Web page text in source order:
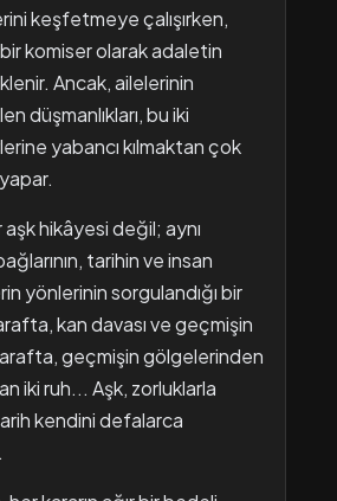
keşfetmeye çalışırken,
komiser olarak adaletin
Ancak, ailelerinin
düşmanlıkları, bu iki
yabancı kılmaktan çok
hikâyesi değil; aynı
tarihin ve insan
yönlerinin sorgulandığı bir
kan davası ve geçmişin
geçmişin gölgelerinden
iki ruh... Aşk, zorluklarla
kendini defalarca